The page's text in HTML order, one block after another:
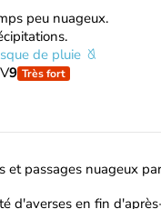
peu nuageux.
de pluie
9 Très fort
et passages nuageux
d'averses en fin